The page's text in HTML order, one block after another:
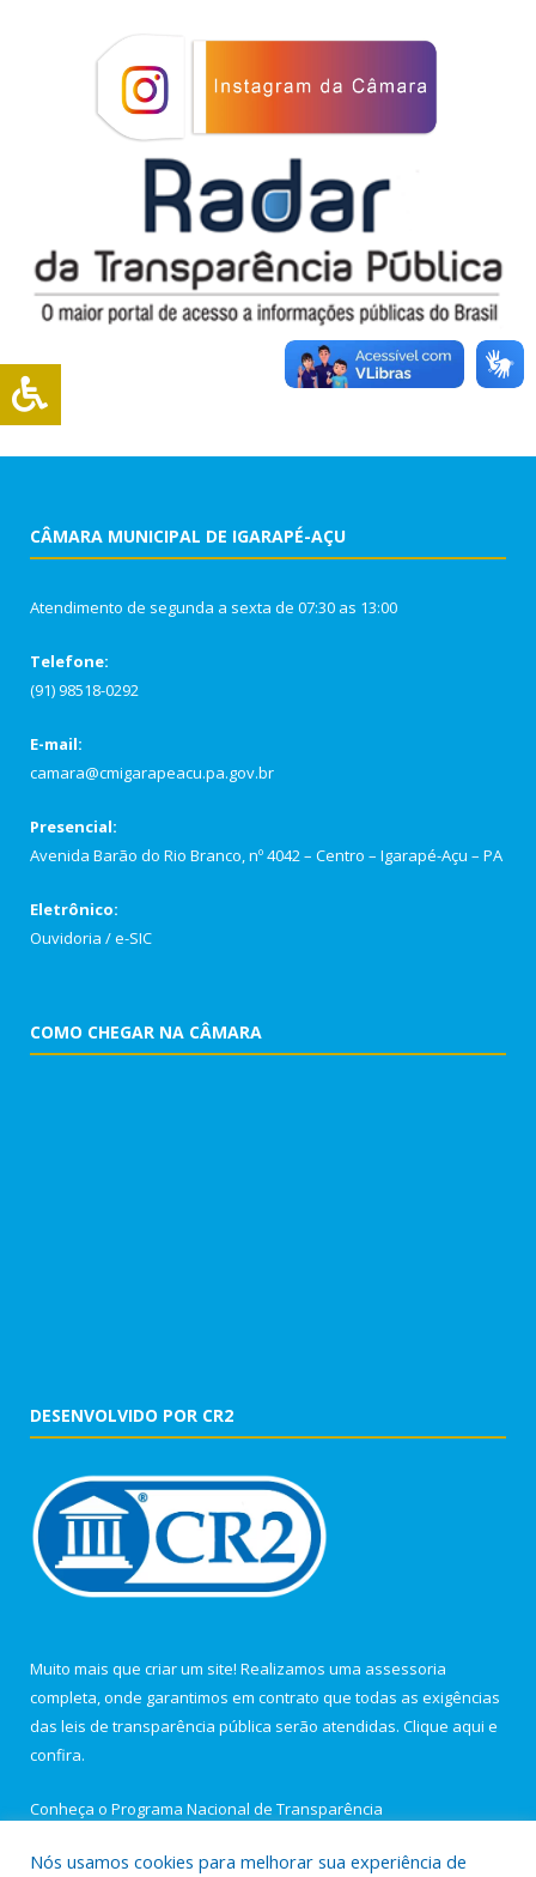
CÂMARA MUNICIPAL DE IGARAPÉ-AÇU
Atendimento de segunda a sexta de 07:30 as 13:00
Telefone:
(91) 98518-0292
E-mail:
camara@cmigarapeacu.pa.gov.br
Presencial:
Avenida Barão do Rio Branco, nº 4042 – Centro – Igarapé-Açu – PA
Eletrônico:
Ouvidoria /e-SIC
COMO CHEGAR NA CÂMARA
DESENVOLVIDO POR CR2
Muito mais que criar um site! Realizamos uma assessoria
completa, onde garantimos em contrato que todas as exigências
das leis de transparência pública serão atendidas. Clique aqui e
confira.
Conheça o Programa Nacional de Transparência
Nós usamos cookies para melhorar sua experiência de